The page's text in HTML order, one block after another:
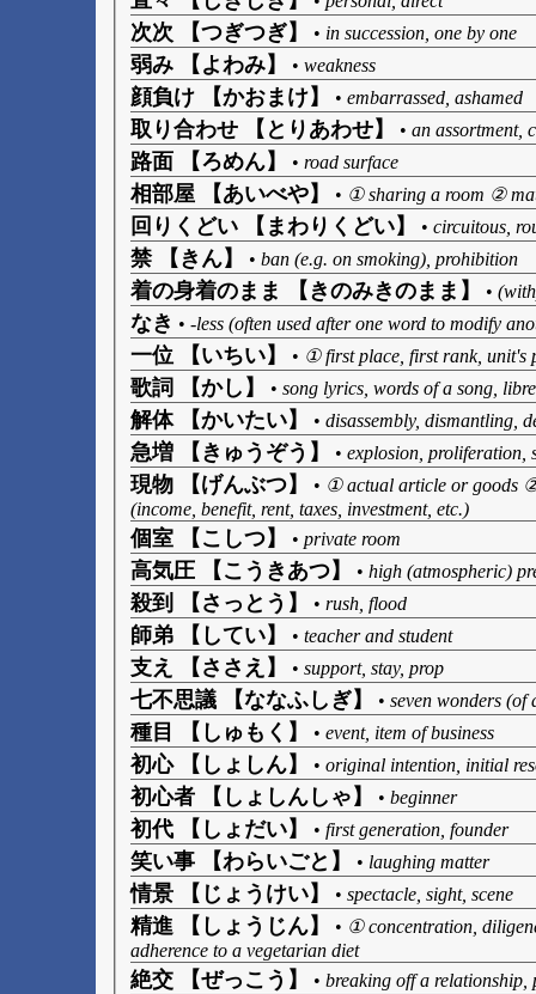
次次 【つぎつぎ】 • in succession, one by one
弱み 【よわみ】 • weakness
顔負け 【かおまけ】 • embarrassed, ashamed
取り合わせ 【とりあわせ】 • an assortment,
路面 【ろめん】 • road surface
相部屋 【あいべや】 • ① sharing a room ②
回りくどい 【まわりくどい】 • circuitous,
禁 【きん】 • ban (e.g. on smoking), prohibition
着の身着のまま 【きのみきのまま】 •
なき • -less (often used after one word to modify
一位 【いちい】 • ① first place, first rank, unit's
歌詞 【かし】 • song lyrics, words of a song,
解体 【かいたい】 • disassembly, dismantling,
急増 【きゅうぞう】 • explosion, proliferation,
現物 【げんぶつ】 • ① actual article or goods
(income, benefit, rent, taxes, investment, etc.)
個室 【こしつ】 • private room
高気圧 【こうきあつ】 • high (atmospheric)
殺到 【さっとう】 • rush, flood
師弟 【してい】 • teacher and student
支え 【ささえ】 • support, stay, prop
七不思議 【ななふしぎ】 • seven wonders
種目 【しゅもく】 • event, item of business
初心 【しょしん】 • original intention, initial
初心者 【しょしんしゃ】 • beginner
初代 【しょだい】 • first generation, founder
笑い事 【わらいごと】 • laughing matter
情景 【じょうけい】 • spectacle, sight, scene
精進 【しょうじん】 • ① concentration,
adherence to a vegetarian diet
絶交 【ぜっこう】 • breaking off a relationship,